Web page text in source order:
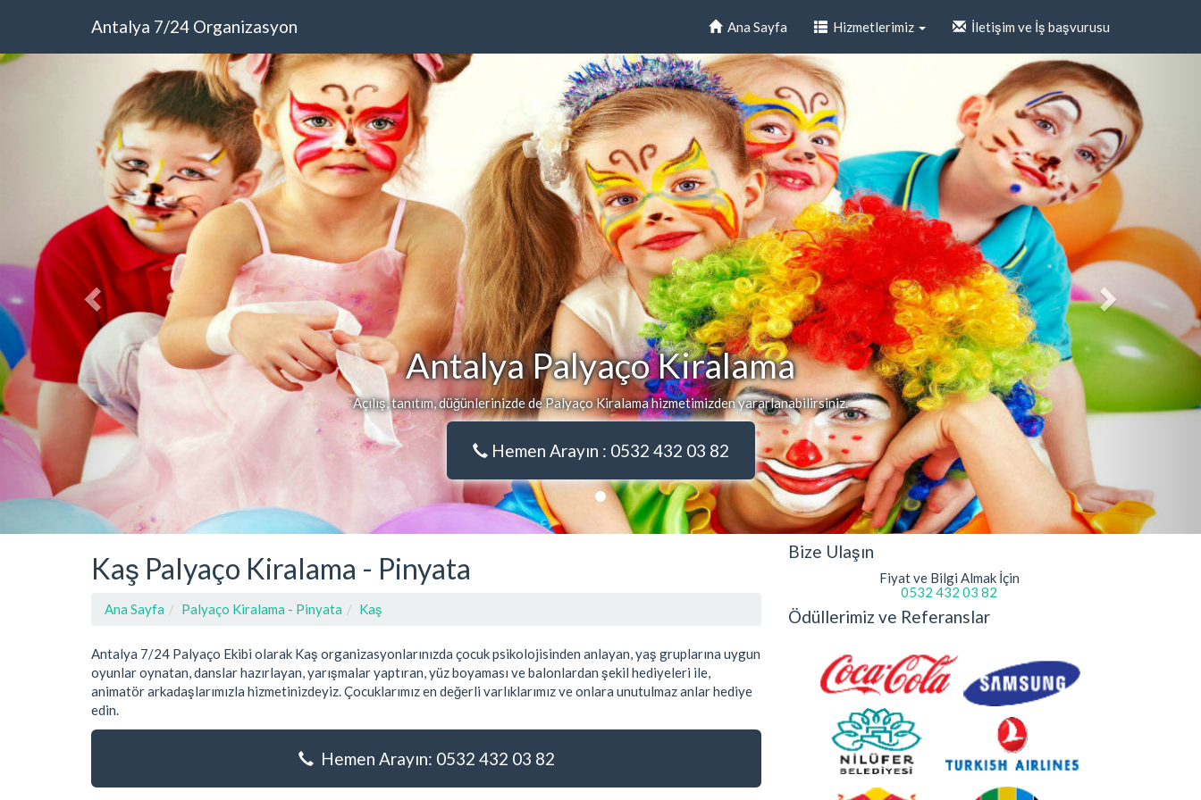
Antalya 7/24 Organizasyon Ana Sayfa Hizmetlerimiz İletişim ve İş başvurusu
Antalya Palyaço Kiralama
Açılış, tanıtım, düğünlerinizde de Palyaço Kiralama hizmetimizden yararlanabilirsiniz.
Hemen Arayın : 0532 432 03 82
Kaş Palyaço Kiralama - Pinyata
Ana Sayfa Palyaço Kiralama - Pinyata Kaş
Antalya 7/24 Palyaço Ekibi olarak Kaş organizasyonlarınızda çocuk psikolojisinden anlayan, yaş gruplarına uygun
oyunlar oynatan, danslar hazırlayan, yarışmalar yaptıran, yüz boyaması ve balonlardan şekil hediyeleri ile,
animatör arkadaşlarımızla hizmetinizdeyiz. Çocuklarımız en değerli varlıklarımız ve onlara unutulmaz anlar hediye
edin.
Hemen Arayın: 0532 432 03 82
Bize Ulaşın
Fiyat ve Bilgi Almak İçin
0532 432 03 82
Ödüllerimiz ve Referanslar